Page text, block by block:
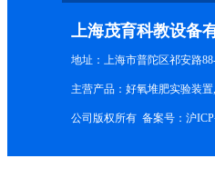
上海茂育科教设备
地址：上海市普陀区祁安路
主营产品：好氧堆肥实验装
公司版权所有 备案号： 沪